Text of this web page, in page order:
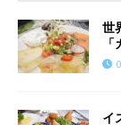
世
イ